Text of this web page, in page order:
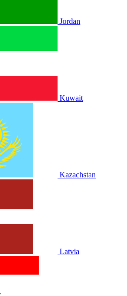
Jordan
Kuwait
Kazachstan
Latvia